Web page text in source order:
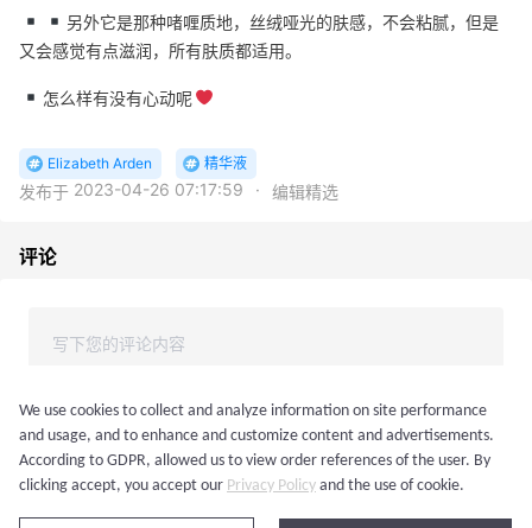
另外它是那种啫喱质地，丝绒哑光的肤感，不会粘腻，但是
又会感觉有点滋润，所有肤质都适用。
怎么样有没有心动呢
Elizabeth Arden 精华液
发布于 2023-04-26 07:17:59 · 编辑精选
评论
登录后发表评论
We use cookies to collect and analyze information on site performance
and usage, and to enhance and customize content and advertisements.
According to GDPR, allowed us to view order references of the user. By
clicking accept, you accept our Privacy Policy and the use of cookie.